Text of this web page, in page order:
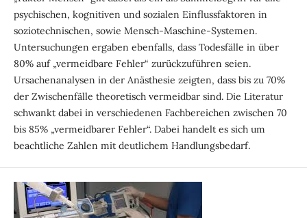
psychischen, kognitiven und sozialen Einflussfaktoren in
soziotechnischen, sowie Mensch-Maschine-Systemen.
Untersuchungen ergaben ebenfalls, dass Todesfälle in über
80% auf „vermeidbare Fehler“ zurückzuführen seien.
Ursachenanalysen in der Anästhesie zeigten, dass bis zu 70%
der Zwischenfälle theoretisch vermeidbar sind. Die Literatur
schwankt dabei in verschiedenen Fachbereichen zwischen 70
bis 85% „vermeidbarer Fehler“. Dabei handelt es sich um
beachtliche Zahlen mit deutlichem Handlungsbedarf.